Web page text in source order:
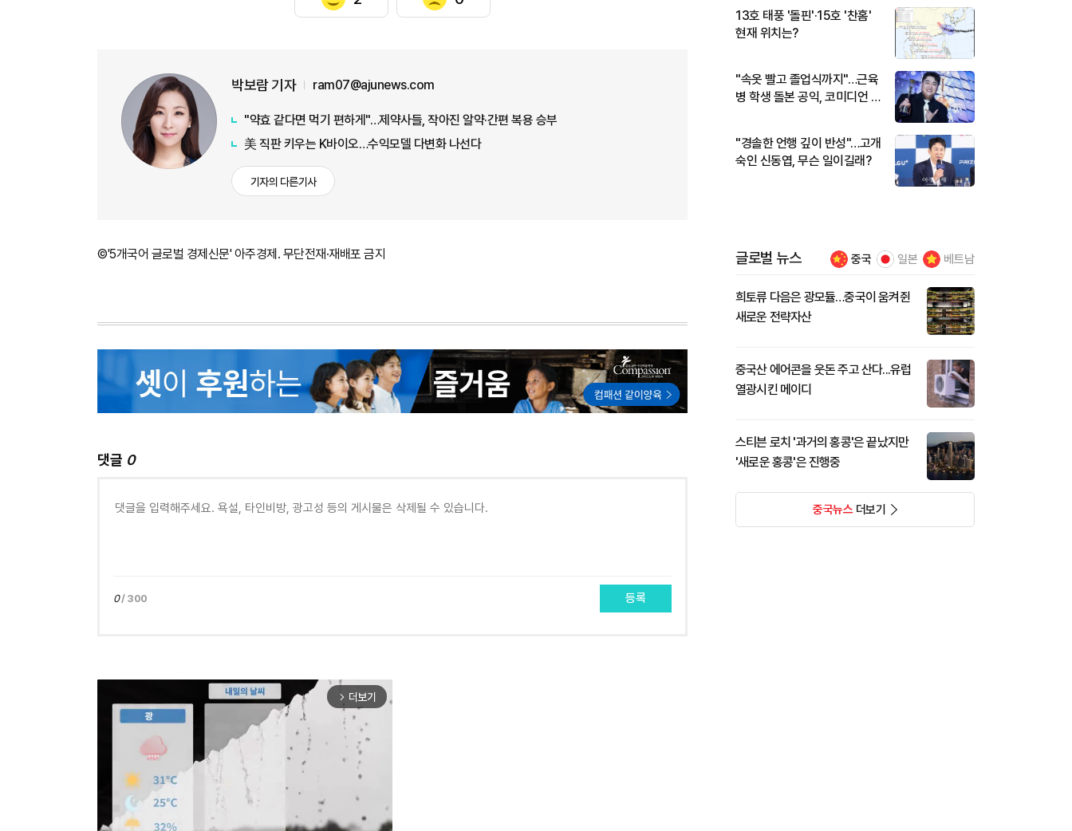
박보람 기자 ram07@ajunews.com
"약효 같다면 먹기 편하게"…제약사들, 작아진 알약·간편 복용 승부
美 직판 키우는 K바이오…수익모델 다변화 나선다
기자의 다른기사
©'5개국어 글로벌 경제신문' 아주경제. 무단전재·재배포 금지
댓글 0
0/ 300 등록
arrow_forward_ios 더보기
13호 태풍 '돌핀'·15호 '찬홈'
현재 위치는?
"속옷 빨고 졸업식까지"…근육
병 학생 돌본 공익, 코미디언 김
"경솔한 언행 깊이 반성"…고개
숙인 신동엽, 무슨 일이길래?
글로벌 뉴스 중국 일본 베트남
희토류 다음은 광모듈…중국이 움켜쥔
새로운 전략자산
중국산 에어콘을 웃돈 주고 산다...유럽
열광시킨 메이디
스티븐 로치 '과거의 홍콩'은 끝났지만
'새로운 홍콩'은 진행중
중국뉴스더보기